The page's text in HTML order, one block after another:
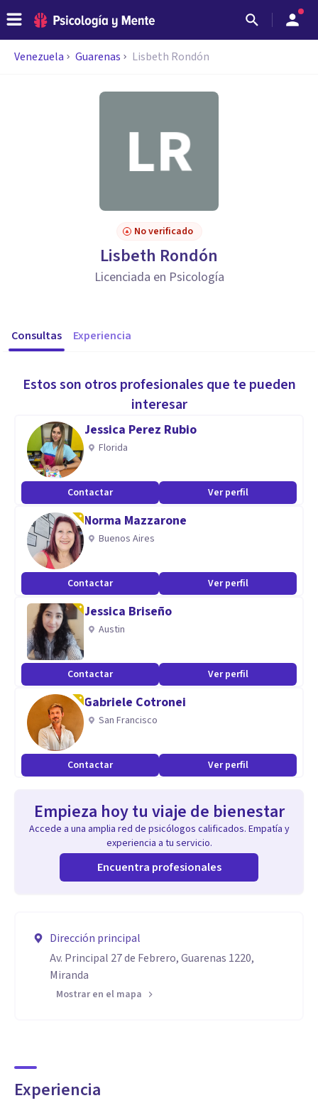
Venezuela Guarenas Lisbeth Rondón
No verificado
Lisbeth Rondón
Licenciada en Psicología
Consultas Experiencia
Estos son otros profesionales que te pueden
interesar
Jessica Perez Rubio
Florida
Contactar Ver perfil
Norma Mazzarone
Buenos Aires
Contactar Ver perfil
Jessica Briseño
Austin
Contactar Ver perfil
Gabriele Cotronei
San Francisco
Contactar Ver perfil
Empieza hoy tu viaje de bienestar
Accede a una amplia red de psicólogos calificados. Empatía y
experiencia a tu servicio.
Encuentra profesionales
Dirección principal
Av. Principal 27 de Febrero, Guarenas 1220,
Miranda
Mostrar en el mapa
Experiencia